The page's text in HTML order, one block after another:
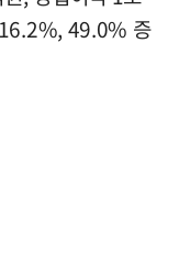
49.0% 증